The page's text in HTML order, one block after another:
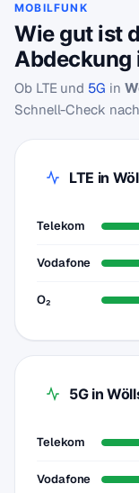
MOBILFUNK
Wie gut ist
Abdeckung
Ob LTE und 5G in
Schnell-Check
LTE in
Telekom
Vodafone
O₂
5G in
Telekom
Vodafone